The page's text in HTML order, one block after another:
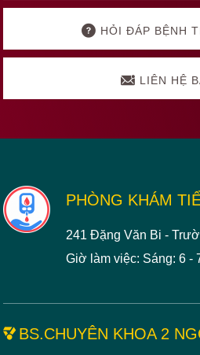
HỎI ĐÁP BỆNH
LIÊN HỆ
Footer
PHÒNG KHÁM
241 Đặng Văn Bi -
Giờ làm việc: Sáng: 6 -
BS.CHUYÊN KHOA 2